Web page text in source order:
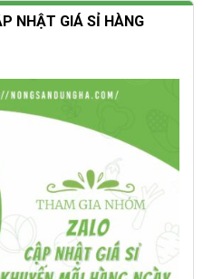
có
nhiều
Các
tùy
chọn
trên
sản
phẩm
NHẬT GIÁ SỈ HÀNG